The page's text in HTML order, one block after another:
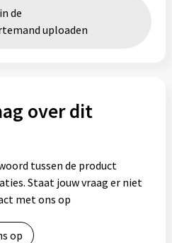
de
uploaden
over dit
tussen de product
Staat jouw vraag er niet
met ons op
op